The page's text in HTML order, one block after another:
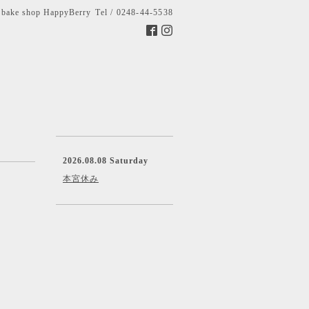
bake shop HappyBerry Tel / 0248-44-5538
2026.08.08 Saturday
本宮休み